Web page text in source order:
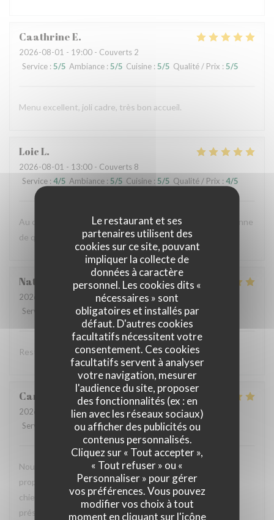
Le restaurant et ses
partenaires utilisent des
cookies sur ce site, pouvant
impliquer la collecte de
données à caractère
personnel. Les cookies dits «
nécessaires » sont
obligatoires et installés par
défaut. D'autres cookies
facultatifs nécessitent votre
consentement. Ces cookies
facultatifs servent à analyser
votre navigation, mesurer
l'audience du site, proposer
des fonctionnalités (ex : en
lien avec les réseaux sociaux)
ou afficher des publicités ou
contenus personnalisés.
Cliquez sur « Tout accepter »,
« Tout refuser » ou «
Personnaliser » pour gérer
vos préférences. Vous pouvez
modifier vos choix à tout
moment en cliquant sur l'icône
CaathrineE
2026-08-01 - 19:00 - Couverts 2
Service : 5/5 Ambiance : 5/5 Cuisine : 5/5 Qualité / Prix : 5/5
Menu excellent, joli cadre, très bon accueil.
LoicL
2026-08-01 - 13:00 - Couverts 8
Service : 4/5 Ambiance : 5/5 Cuisine : 5/5 Qualité / Prix : 4/5
Au calme sur le plateau, une belle adresse de cuisine italienne
de qualité.
Nathalie
2026-07-31
- 13:00 - Couverts 2
Service
Ambiance: 4/5 Cuisine:5/5 Qualité / Prix
Restaurant italien avec une très belle carte, j’adore .
Camille
2026-07-30
- 20:00 - Couverts 2
Service
Ambiance:5/5 Cuisine: 5/5 Qualité / Prix
Nous avons passé un excellent moment, la carte italienne
propose des plats généreux, la terrasse est adaptée aux
chiens et le service est très agréable. Cependant, la carte
présentée sur une ardoise géante n'est pas des plus